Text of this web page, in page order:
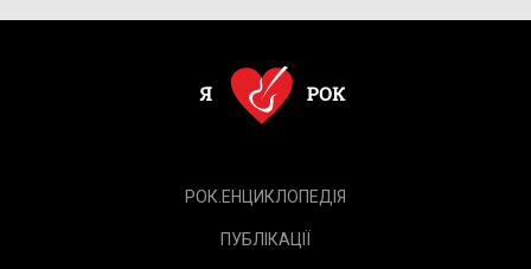
РОК.ЕНЦИКЛОПЕДІЯ
ПУБЛІКАЦІЇ